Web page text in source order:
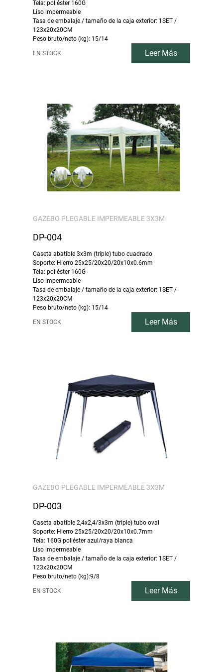
Tela: poliéster 160G
Liso impermeable
Tasa de embalaje / tamaño de la caja exterior: 1SET /
123x20x20CM
Peso bruto/neto (kg): 15/14
EN STOCK Leer Más
GAZEBO PLEGABLE IMPERMEABLE 3X3M
DP-004
Caseta abatible 3x3m (triple) tubo cuadrado
Soporte: Hierro 25x25/20x20/20x10x0.6mm
Tela: poliéster 160G
Liso impermeable
Tasa de embalaje / tamaño de la caja exterior: 1SET /
123x20x20CM
Peso bruto/neto (kg): 15/14
EN STOCK Leer Más
GAZEBO PLEGABLE IMPERMEABLE 3X3M
DP-003
Caseta abatible 2,4x2,4/3x3m (triple) tubo oval
Soporte: Hierro 25x25/20x20/20x10x0.7mm
Tela: 160G poliéster azul/raya blanca
Liso impermeable
Tasa de embalaje / tamaño de la caja exterior: 1SET /
123x20x20CM
Peso bruto/neto (kg):9/8
EN STOCK Leer Más